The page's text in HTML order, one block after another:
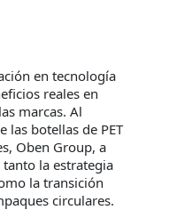
en tecnología
reales en
marcas. Al
las botellas de PET
Oben Group, a
la estrategia
la transición
circulares.